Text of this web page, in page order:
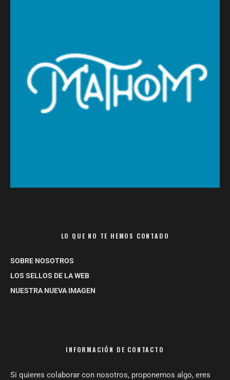
LO QUE NO TE HEMOS CONTADO
SOBRE NOSOTROS
LOS SELLOS DE LA WEB
NUESTRA NUEVA IMAGEN
INFORMACIÓN DE CONTACTO
Si quieres colaborar con nosotros, proponernos algo, eres